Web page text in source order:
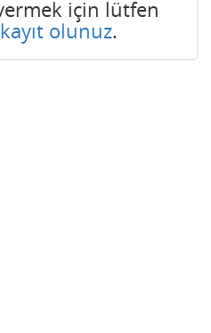
için lütfen
kayıt olunuz.